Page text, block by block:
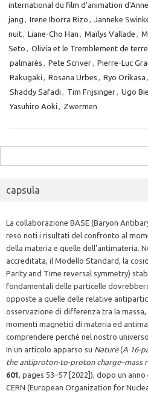
international du film d'animation
jang , Irene Iborra Rizo , Janneke
nuit, Liane-Cho Han , Maïlys Vallade ,
Seto , Olivia et le Tremblement de
palmarès , Pete Scriver, Pierre-Luc
Rakugaki , Rosana Urbes , Ryo Orikasa ,
Shaddy Safadi , Tim Frijsinger, Ugo
Yasuhiro Aoki , Zwermen
per:
capsula
La collaborazione BASE (Baryon
reso noti i risultati del confronto al
della materia e quelle dell'antimateria.
accreditata, il Modello Standard, la
Parity and Time reversal symmetry)
fondamentali delle particelle
opposte a quelle delle relative
osservazione di differenza tra la massa,
momenti magnetici di materia ed
comprendere perché nel nostro
In un articolo apparso su Nature(A 16-
the antiproton-to-proton charge–mass
601, pages 53–57 [2022]), dopo un
CERN (European Organization for